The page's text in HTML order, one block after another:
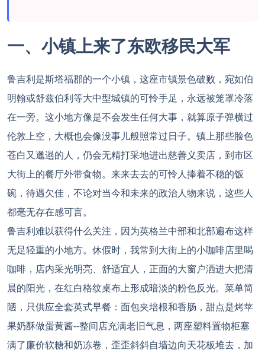
一、小镇上来了东欧移民大军
鲁吉利是斯塔福郡的一个小镇，这座市镇景色破败，宛如伯
明翰或舒兹伯利等大中型城镇的可怜手足，永远被笼罩冷落
在一旁。这小地方像是不会发生任何大事，就算原子弹横过
伦敦上空，大概也会像没事儿般照常过日子。镇上那些脸色
苍白又邋遢的人，仍会无精打采地进出慈善义卖店，到市区
大街上的餐厅外带食物。来来去去的可怜人捧着不稳的饭
碗，待遇欠佳，不论对当今和未来的政治人物来说，这些人
都毫无存在感可言。
鲁吉利难以获得什么关注，因为英格兰中部和北部遍布这样
无足轻重的小地方。休假时，我常到大街上的小咖啡店里喝
咖啡，店内采光明亮、舒适宜人，正面的大窗户洒进大把清
晨的阳光，在红白格纹桌布上形成暗淡的粉色反光。菜单简
陋，只供应全套英式早餐：面包夹培根和香肠，甜点是烤苹
果奶酥做蛋黄酱--整间店充满老旧气息，两座塑料置物柜塞
满了廉价软糖和奶冻卷，歪歪斜斜自墙边向天花板堆去，加